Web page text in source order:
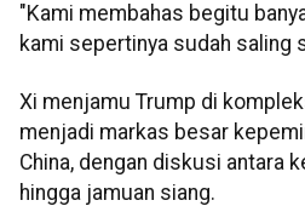
"Kami membahas begitu
kami sepertinya sudah saling
Xi menjamu Trump di
menjadi markas besar
China, dengan diskusi antara
hingga jamuan siang.